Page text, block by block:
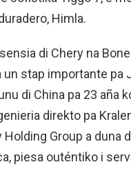
Himla.
di Chery na
stap importante pa
di China pa 23 aña
direkto pa
Holding Group a
piesa outéntiko i